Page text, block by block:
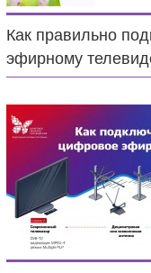
Как правильно
эфирному